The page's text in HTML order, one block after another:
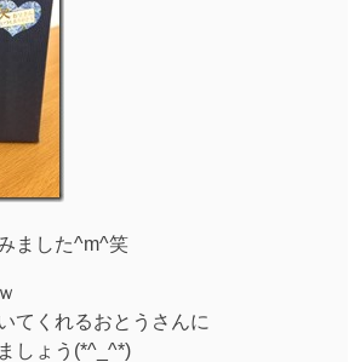
ました^m^笑
てくれるおとうさんに
しょう(*^_^*)